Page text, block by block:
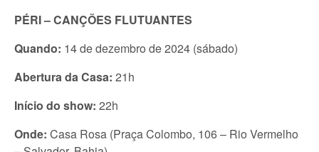
PÉRI – CANÇÕES FLUTUANTES
Quando: 14 de dezembro de 2024 (sábado)
Abertura da Casa: 21h
Início do show: 22h
Onde: Casa Rosa (Praça Colombo, 106 – Rio Vermelho